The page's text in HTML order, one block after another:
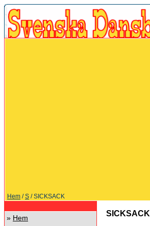
Hem /S / SICKSACK
» Hem
SICKSACK